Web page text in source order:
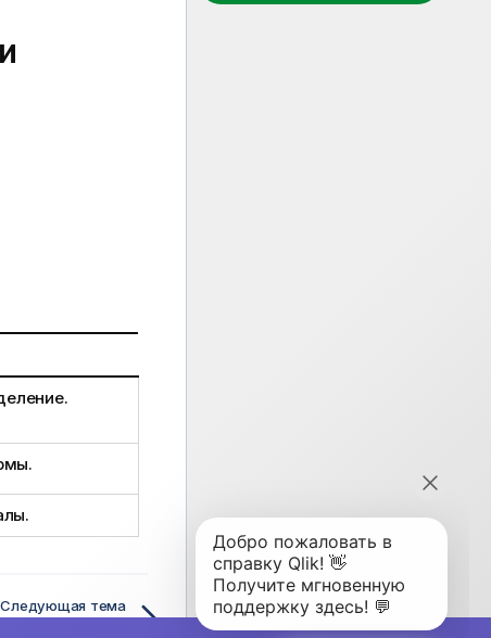
Следующая тема
GammaDist — функция скриптa и диаграммы